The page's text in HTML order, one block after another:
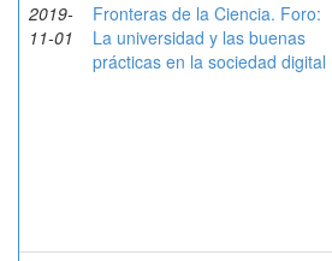
2019-
11-01
Fronteras de la Ciencia. Foro:
La universidad y las buenas
prácticas en la sociedad digital